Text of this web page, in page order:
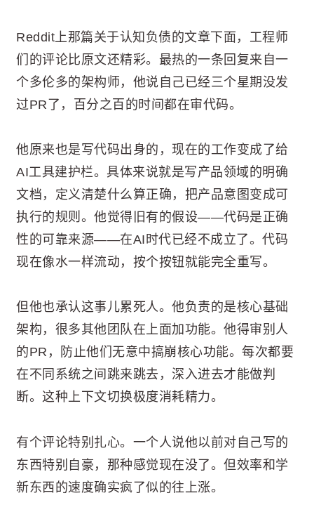
Reddit上那篇关于认知负债的文章下面，工程师
们的评论比原文还精彩。最热的一条回复来自一
个多伦多的架构师，他说自己已经三个星期没发
过PR了，百分之百的时间都在审代码。
他原来也是写代码出身的，现在的工作变成了给
AI工具建护栏。具体来说就是写产品领域的明确
文档，定义清楚什么算正确，把产品意图变成可
执行的规则。他觉得旧有的假设——代码是正确
性的可靠来源——在AI时代已经不成立了。代码
现在像水一样流动，按个按钮就能完全重写。
但他也承认这事儿累死人。他负责的是核心基础
架构，很多其他团队在上面加功能。他得审别人
的PR，防止他们无意中搞崩核心功能。每次都要
在不同系统之间跳来跳去，深入进去才能做判
断。这种上下文切换极度消耗精力。
有个评论特别扎心。一个人说他以前对自己写的
东西特别自豪，那种感觉现在没了。但效率和学
新东西的速度确实疯了似的往上涨。